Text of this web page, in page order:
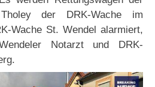
der DRK-Wache im
Wache St. Wendel alarmiert,
Notarzt und DRK-